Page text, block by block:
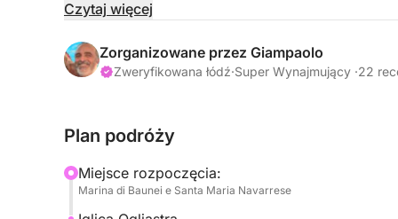
wody łączą się w krajobraz o niespotykanym
Podczas rejsu będziesz żeglować wzdłuż
urzekających miejsc w okolicy, z możliwością
profesjonalnego skippera, sprzątanie końcowe
Czytaj więcej
Zorganizowane przez Giampaolo
Zweryfikowana łódź·Super Wynajmujący ·22
Plan podróży
Miejsce rozpoczęcia:
Marina di Baunei e Santa Maria Navarrese